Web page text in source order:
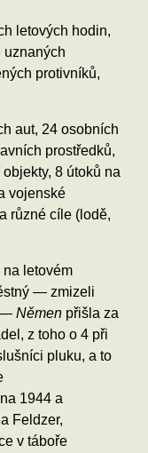
letových hodin,
uznaných
protivníků,
aut, 24 osobních
prostředků,
8 útoků na
vojenské
různé cíle (lodě,
letovém
— zmizeli
Němen přišla za
z toho o 4 při
pluku, a to
1944 a
Feldzer,
v táboře